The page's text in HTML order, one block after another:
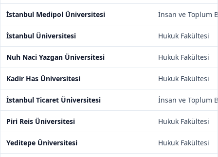
İstanbul Medipol Üniversitesi İnsan ve Toplum
İstanbul Üniversitesi Hukuk Fakültesi
Nuh Naci Yazgan Üniversitesi Hukuk Fakültesi
Kadir Has Üniversitesi Hukuk Fakültesi
İstanbul Ticaret Üniversitesi İnsan ve Toplum
Piri Reis Üniversitesi Hukuk Fakültesi
Yeditepe Üniversitesi Hukuk Fakültesi